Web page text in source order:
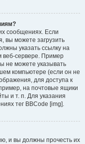
сообщениях. Если
вы можете загрузить
указать ссылку на
веб-сервере. Пример
не можете указывать
компьютере (если он не
для доступа к
на почтовые ящики
и т. п. Для указания
тег BBCode [img].
и вы должны прочесть их